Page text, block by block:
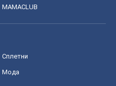
MAMACLUB
Сплетни
Мода